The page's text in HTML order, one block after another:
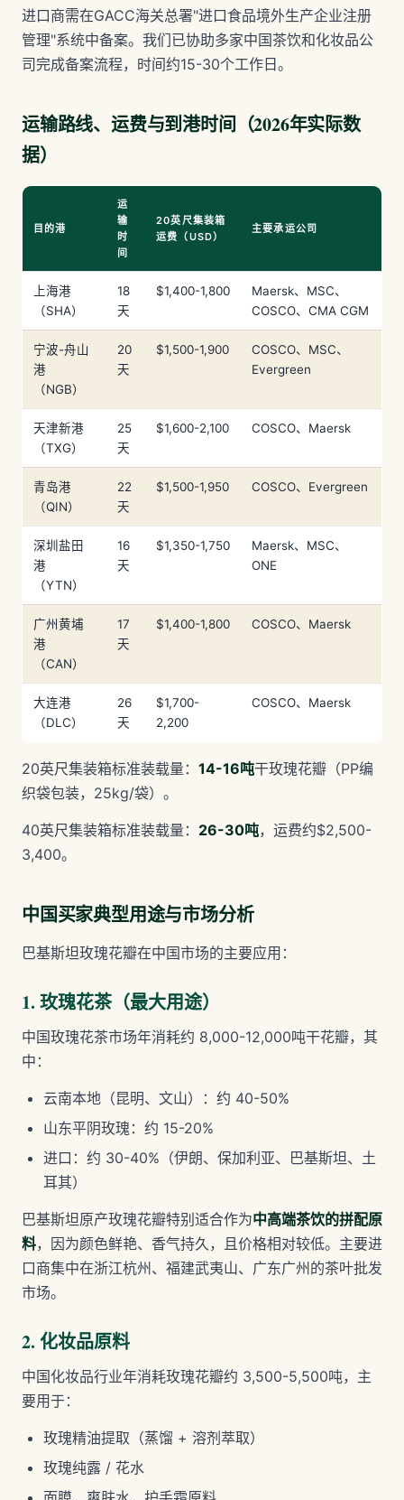
进口商需在GACC海关总署"进口食品境外生产企业注册
管理"系统中备案。我们已协助多家中国茶饮和化妆品公
司完成备案流程，时间约15-30个工作日。
运输路线、运费与到港时间（2026年实际数
据）
目的港
运
输
时
间
20英尺集装箱
运费（USD）
主要承运公司
上海港
（SHA）
18
天
$1,400-1,800
Maersk、MSC、
COSCO、CMA CGM
宁波-舟山
港
（NGB）
20
天
$1,500-1,900
COSCO、MSC、
Evergreen
天津新港
（TXG）
25
天
$1,600-2,100 COSCO、Maersk
青岛港
（QIN）
22
天
$1,500-1,950 COSCO、Evergreen
深圳盐田
港
（YTN）
16
天
$1,350-1,750
Maersk、MSC、
ONE
广州黄埔
港
（CAN）
17
天
$1,400-1,800 COSCO、Maersk
大连港
（DLC）
26
天
$1,700-
2,200
COSCO、Maersk
20英尺集装箱标准装载量： 14-16吨干玫瑰花瓣（PP编
织袋包装，25kg/袋）。
40英尺集装箱标准装载量： 26-30吨，运费约$2,500-
3,400。
中国买家典型用途与市场分析
巴基斯坦玫瑰花瓣在中国市场的主要应用：
1. 玫瑰花茶（最大用途）
中国玫瑰花茶市场年消耗约 8,000-12,000吨干花瓣，其
中：
云南本地（昆明、文山）：约 40-50%
山东平阴玫瑰：约 15-20%
进口：约 30-40%（伊朗、保加利亚、巴基斯坦、土
耳其）
巴基斯坦原产玫瑰花瓣特别适合作为中高端茶饮的拼配原
料，因为颜色鲜艳、香气持久，且价格相对较低。主要进
口商集中在浙江杭州、福建武夷山、广东广州的茶叶批发
市场。
2. 化妆品原料
中国化妆品行业年消耗玫瑰花瓣约 3,500-5,500吨，主
要用于：
玫瑰精油提取（蒸馏 + 溶剂萃取）
玫瑰纯露 / 花水